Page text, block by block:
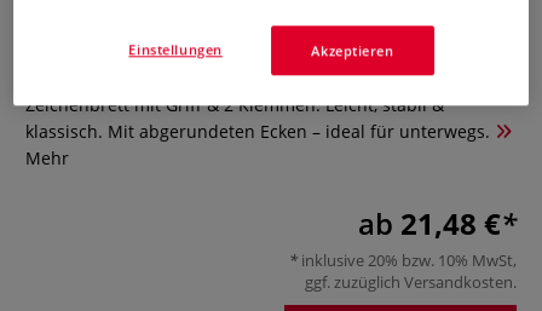
0 Bewertungen
Zeichenbrett mit Griff & 2 Klemmen. Leicht, stabil &
klassisch. Mit abgerundeten Ecken – ideal für unterwegs.
Mehr
ab 21,48 €
inklusive 20% bzw. 10% MwSt,
ggf. zuzüglich Versandkosten.
Akzeptieren
Einstellungen